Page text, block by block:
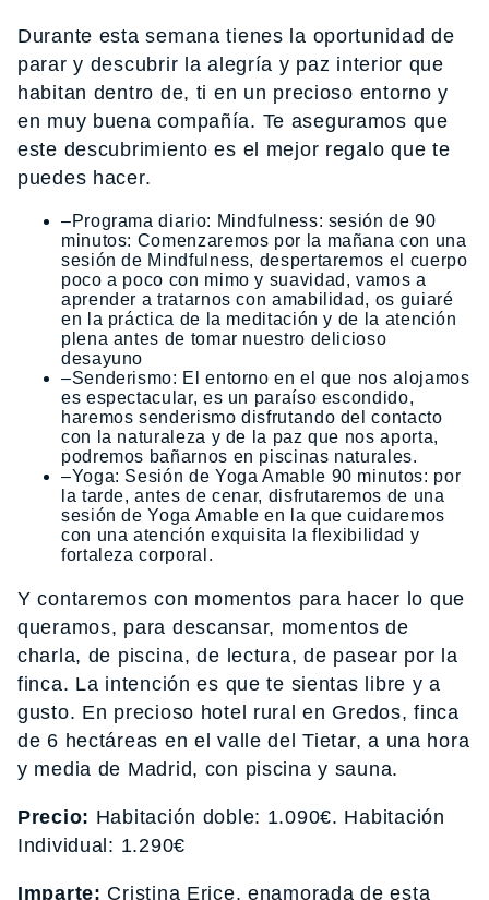
Durante esta semana tienes la oportunidad de
parar y descubrir la alegría y paz interior que
habitan dentro de, ti en un precioso entorno y
en muy buena compañía. Te aseguramos que
este descubrimiento es el mejor regalo que te
puedes hacer.
–Programa diario: Mindfulness: sesión de 90
minutos: Comenzaremos por la mañana con una
sesión de Mindfulness, despertaremos el cuerpo
poco a poco con mimo y suavidad, vamos a
aprender a tratarnos con amabilidad, os guiaré
en la práctica de la meditación y de la atención
plena antes de tomar nuestro delicioso
desayuno
–Senderismo: El entorno en el que nos alojamos
es espectacular, es un paraíso escondido,
haremos senderismo disfrutando del contacto
con la naturaleza y de la paz que nos aporta,
podremos bañarnos en piscinas naturales.
–Yoga: Sesión de Yoga Amable 90 minutos: por
la tarde, antes de cenar, disfrutaremos de una
sesión de Yoga Amable en la que cuidaremos
con una atención exquisita la flexibilidad y
fortaleza corporal.
Y contaremos con momentos para hacer lo que
queramos, para descansar, momentos de
charla, de piscina, de lectura, de pasear por la
finca. La intención es que te sientas libre y a
gusto. En precioso hotel rural en Gredos, finca
de 6 hectáreas en el valle del Tietar, a una hora
y media de Madrid, con piscina y sauna.
Precio: Habitación doble: 1.090€. Habitación
Individual: 1.290€
Imparte: Cristina Erice, enamorada de esta